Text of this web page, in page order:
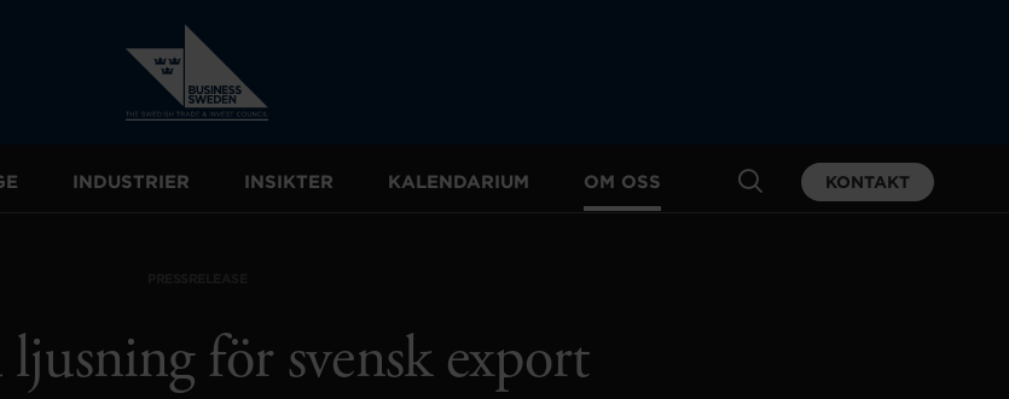
INDUSTRIER INSIKTER KALENDARIUM OM OSS KONTAKT
för svensk export